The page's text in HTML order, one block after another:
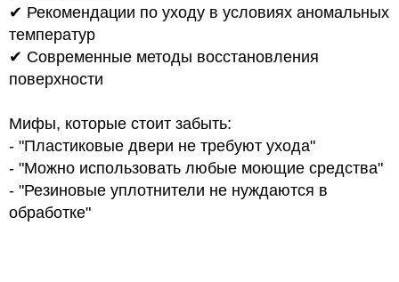
✔ Рекомендации по уходу в условиях аномальных
температур
✔ Современные методы восстановления
поверхности
Мифы, которые стоит забыть:
- "Пластиковые двери не требуют ухода"
- "Можно использовать любые моющие средства"
- "Резиновые уплотнители не нуждаются в
обработке"